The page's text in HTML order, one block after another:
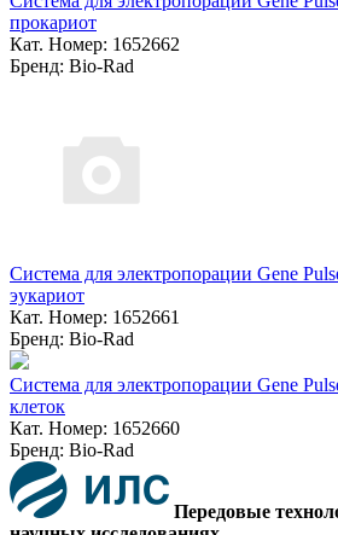
прокариот
Кат. Номер: 1652662
Бренд: Bio-Rad
Система для электропорации Gene
эукариот
Кат. Номер: 1652661
Бренд: Bio-Rad
Система для электропорации Gene
клеток
Кат. Номер: 1652660
Бренд: Bio-Rad
Передовые